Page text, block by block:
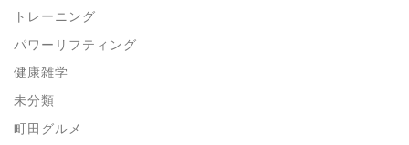
トレーニング
パワーリフティング
健康雑学
未分類
町田グルメ